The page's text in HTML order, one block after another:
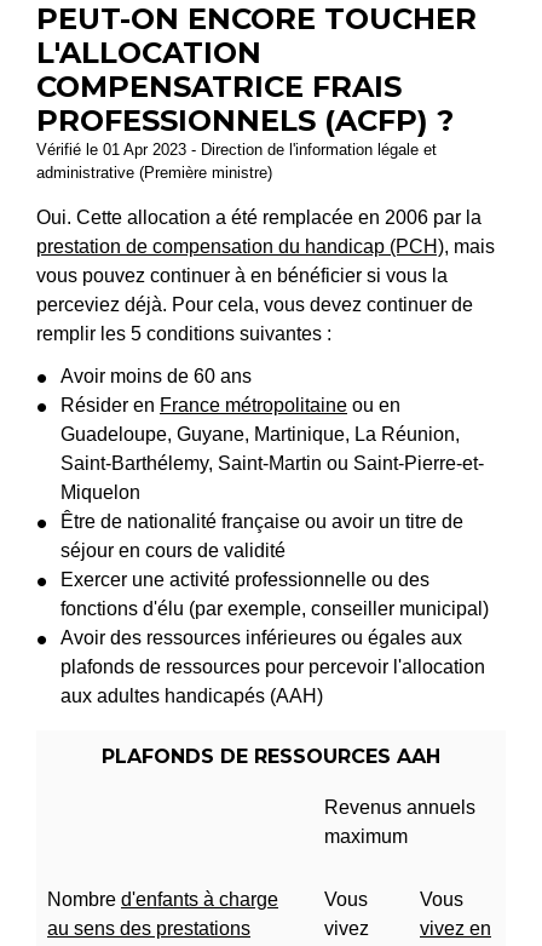
PEUT-ON ENCORE TOUCHER
L'ALLOCATION
COMPENSATRICE FRAIS
PROFESSIONNELS (ACFP) ?
Vérifié le 01 Apr 2023 - Direction de l'information légale et
administrative (Première ministre)
Oui. Cette allocation a été remplacée en 2006 par la
prestation de compensation du handicap (PCH), mais
vous pouvez continuer à en bénéficier si vous la
perceviez déjà. Pour cela, vous devez continuer de
remplir les 5 conditions suivantes :
Avoir moins de 60 ans
Résider en France métropolitaine ou en
Guadeloupe, Guyane, Martinique, La Réunion,
Saint-Barthélemy, Saint-Martin ou Saint-Pierre-et-
Miquelon
Être de nationalité française ou avoir un titre de
séjour en cours de validité
Exercer une activité professionnelle ou des
fonctions d'élu (par exemple, conseiller municipal)
Avoir des ressources inférieures ou égales aux
plafonds de ressources pour percevoir l'allocation
aux adultes handicapés (AAH)
PLAFONDS DE RESSOURCES AAH
Revenus annuels
maximum
Nombre d'enfants à charge
au sens des prestations
Vous
vivez
Vous
vivez en